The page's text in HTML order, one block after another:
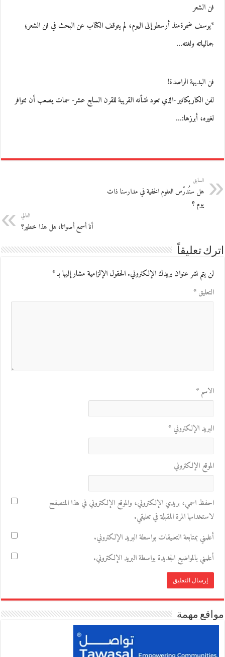
فن الشعر
*يوسف ضمرةمنذ أرسطو إلى اليوم، لم يتوقف الكتاب عن البحث في فن الشعر؛
جمالياته ولغته…
فن البديهة الراصدة!
لفن الكاريكاتير -الذي تعود نشأته القريبة للقرن السابع عشر- سمات يصعب أن تتوافر
لغيره، أبرزها:…
السابق
هل سنُدرّس العلوم الخفية في مدارسنا ذات
يوم ؟
التالي
أنا أسمع أصواتا، هل هذا خطير؟
اترك تعليقاً
لن يتم نشر عنوان بريدك الإلكتروني.الحقول الإلزامية مشار إليها بـ*
التعليق*
الاسم*
البريد الإلكتروني*
الموقع الإلكتروني
احفظ اسمي، بريدي الإلكتروني، والموقع الإلكتروني في هذا المتصفح
لاستخدامها المرة المقبلة في تعليقي.
أعلمني بمتابعة التعليقات بواسطة البريد الإلكتروني.
أعلمني بالمواضيع الجديدة بواسطة البريد الإلكتروني.
مواقع مهمة